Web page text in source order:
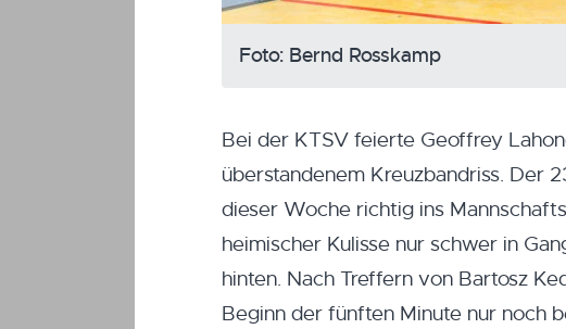
Foto: Bernd Rosskamp
Bei der KTSV feierte Geoffrey
überstandenem Kreuzbandriss. Der
dieser Woche richtig ins
heimischer Kulisse nur schwer in
hinten. Nach Treffern von Bartosz
Beginn der fünften Minute nur noch